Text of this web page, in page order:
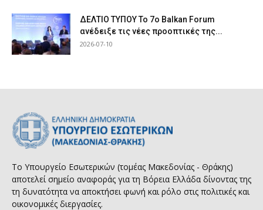
ΔΕΛΤΙΟ ΤΥΠΟΥ Το 7ο Balkan Forum
ανέδειξε τις νέες προοπτικές της...
2026-07-10
Το Υπουργείο Εσωτερικών (τομέας Μακεδονίας - Θράκης)
αποτελεί σημείο αναφοράς για τη Βόρεια Ελλάδα δίνοντας της
τη δυνατότητα να αποκτήσει φωνή και ρόλο στις πολιτικές και
οικονομικές διεργασίες.